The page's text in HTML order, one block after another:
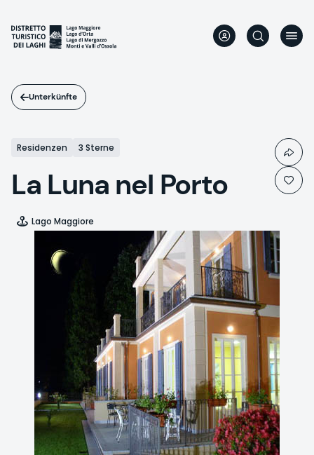
Inhalt
Unterkünfte
Residenzen 3 Sterne
La Luna nel Porto
Lago Maggiore